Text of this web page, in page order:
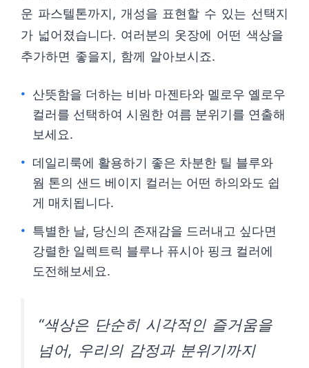
운 파스텔톤까지, 개성을 표현할 수 있는 선택지
가 넓어졌습니다. 여러분의 옷장에 어떤 색상을
추가하면 좋을지, 함께 알아보시죠.
산뜻함을 더하는 비바 마젠타와 멜로우 옐로우
컬러를 선택하여 시원한 여름 분위기를 연출해
보세요.
데일리룩에 활용하기 좋은 차분한 틸 블루와
웜 톤의 샌드 베이지 컬러는 어떤 하의와도 쉽
게 매치됩니다.
특별한 날, 당신의 존재감을 드러내고 싶다면
강렬한 일렉트릭 블루나 퓨시아 핑크 컬러에
도전해보세요.
“색상은 단순히 시각적인 즐거움을
넘어, 우리의 감정과 분위기까지